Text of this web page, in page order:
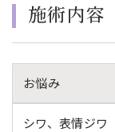
施術内容
お悩み
シワ、表情ジワ